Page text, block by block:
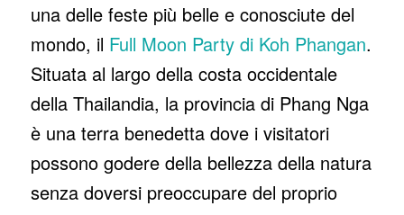
una delle feste più belle e conosciute del
mondo, il Full Moon Party di Koh Phangan.
Situata al largo della costa occidentale
della Thailandia, la provincia di Phang Nga
è una terra benedetta dove i visitatori
possono godere della bellezza della natura
senza doversi preoccupare del proprio